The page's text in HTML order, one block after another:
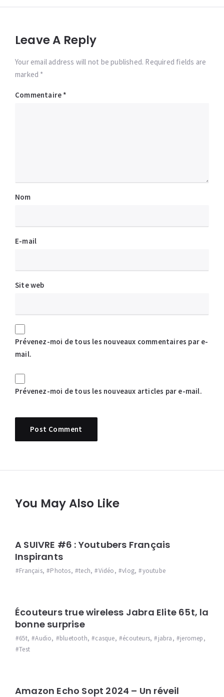
Leave A Reply
Your email address will not be published. Required fields are
marked *
Commentaire *
Nom
E-mail
Site web
Prévenez-moi de tous les nouveaux commentaires par e-
mail.
Prévenez-moi de tous les nouveaux articles par e-mail.
You May Also Like
A SUIVRE #6 : Youtubers Français
Inspirants
Français, Photos, tech, Vidéo, vlog, youtube
Écouteurs true wireless Jabra Elite 65t, la
bonne surprise
65t, Audio, bluetooth, casque, écouteurs, jabra, jeromep,
Test
Amazon Echo Sopt 2024 – Un réveil